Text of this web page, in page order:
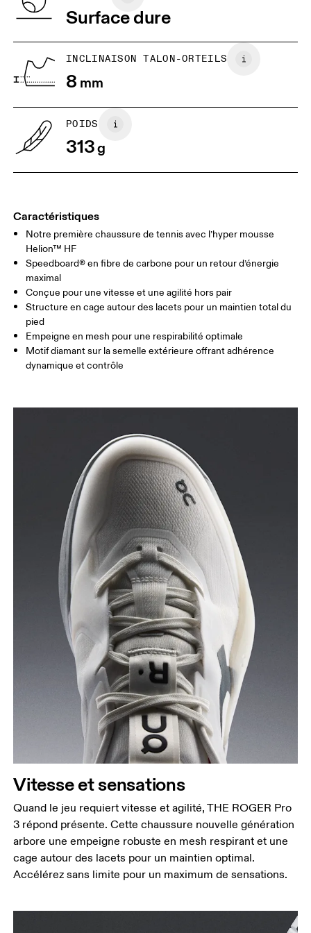
JP 22
5 5.5
UK
Glisser horizontalement pour en savoir plus
remboursement
Viêt Nam Surface dure
INCLINAISON TALON-ORTEILS
8 mm
POIDS
313g
Caractéristiques
Notre première chaussure de tennis avec l’hyper mousse
Helion™ HF
Speedboard® en fibre de carbone pour un retour d’énergie
maximal
Conçue pour une vitesse et une agilité hors pair
Structure en cage autour des lacets pour un maintien total du
pied
Empeigne en mesh pour une respirabilité optimale
Motif diamant sur la semelle extérieure offrant adhérence
dynamique et contrôle
Vitesse et sensations
Quand le jeu requiert vitesse et agilité, THE ROGER Pro
3 répond présente. Cette chaussure nouvelle génération
arbore une empeigne robuste en mesh respirant et une
cage autour des lacets pour un maintien optimal.
Accélérez sans limite pour un maximum de sensations.